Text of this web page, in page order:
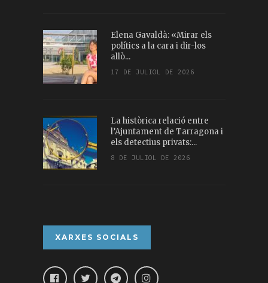
Elena Gavaldà: «Mirar els
polítics a la cara i dir-los
allò...
17 DE JULIOL DE 2026
La històrica relació entre
l’Ajuntament de Tarragona i
els detectius privats:...
8 DE JULIOL DE 2026
XARXES SOCIALS